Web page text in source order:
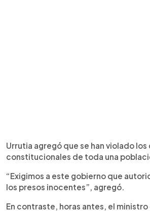
Urrutia agregó que se han violado
constitucionales de toda una
“Exigimos a este gobierno que
los presos inocentes”, agregó.
En contraste, horas antes, el